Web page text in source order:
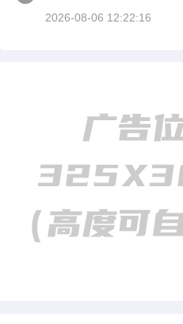
2026-08-06 12:22:16